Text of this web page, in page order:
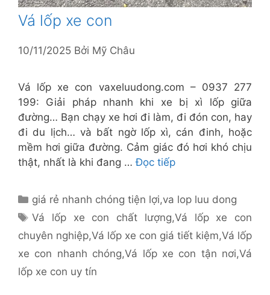
Vá lốp xe con
10/11/2025 Bởi Mỹ Châu
Vá lốp xe con vaxeluudong.com – 0937 277
199: Giải pháp nhanh khi xe bị xì lốp giữa
đường… Bạn chạy xe hơi đi làm, đi đón con, hay
đi du lịch… và bất ngờ lốp xì, cán đinh, hoặc
mềm hơi giữa đường. Cảm giác đó hơi khó chịu
thật, nhất là khi đang …Đọc tiếp
Danh
mục
giá rẻ nhanh chóng tiện lợi,va lop luu dong
Thẻ
Vá lốp xe con chất lượng,Vá lốp xe con
chuyên nghiệp,Vá lốp xe con giá tiết kiệm,Vá lốp
xe con nhanh chóng,Vá lốp xe con tận nơi,Vá
lốp xe con uy tín